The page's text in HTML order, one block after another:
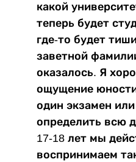
какой
теперь будет
где-то будет
заветной
оказалось. Я
ощущение
один экзамен
определить всю
17-18 лет мы
воспринимаем